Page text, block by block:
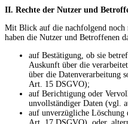
II. Rechte der Nutzer und
Mit Blick auf die nachfolgend noch
haben die Nutzer und Betroffenen
auf Bestätigung, ob sie
Auskunft über die
über die Datenverarbeitung
Art. 15 DSGVO);
auf Berichtigung oder
unvollständiger Daten (vgl.
auf unverzügliche Löschung
Art. 17 DSGVO), oder,